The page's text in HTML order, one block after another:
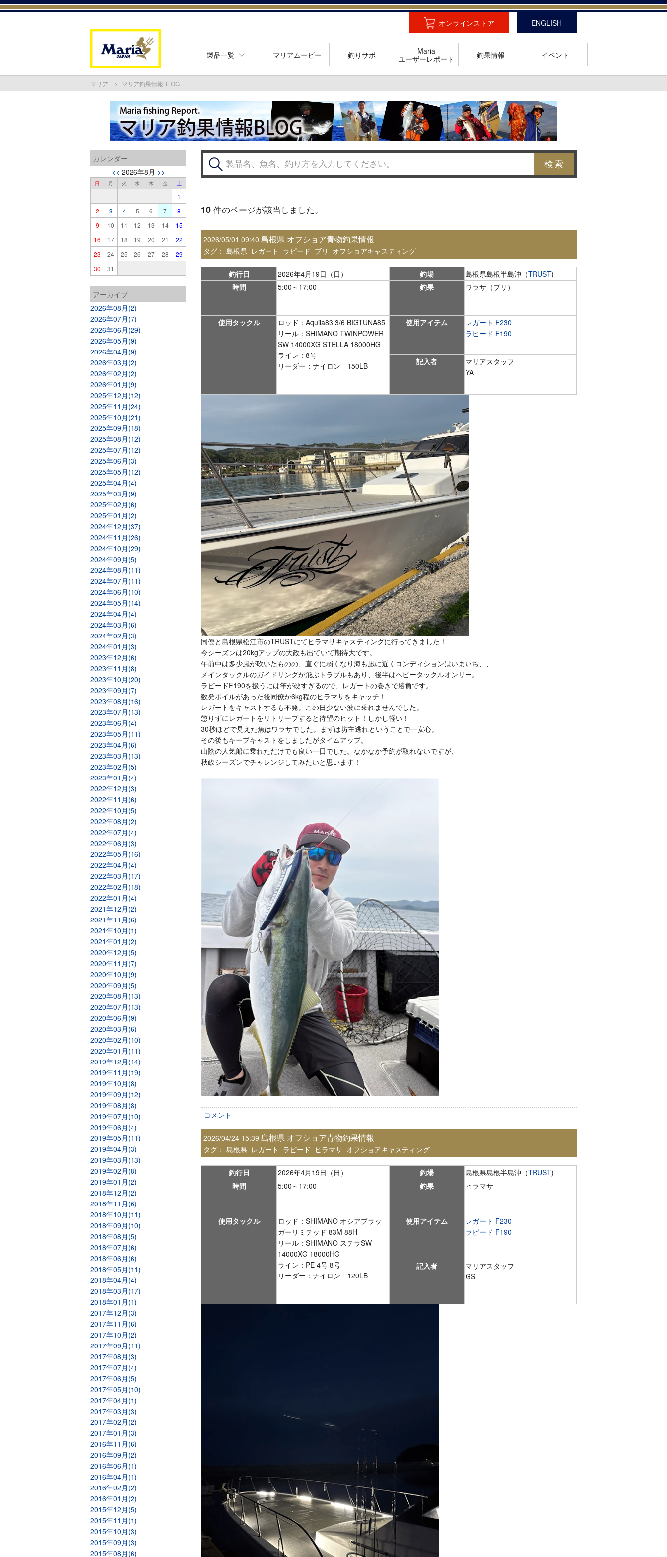
オンラインストア ENGLISH
製品一覧 マリアムービー 釣りサポ
Maria
ユーザーレポート
釣果情報 イベント
マリア マリア釣果情報BLOG
カレンダー
<< 2026年8月 >>
日 月 火 水 木 金 土
1
2
3 4 5 6 7
8
9
10 11 12 13 14
15
16
17 18 19 20 21
22
23
24 25 26 27 28
29
30
31
アーカイブ
2026年08月(2)
2026年07月(7)
2026年06月(29)
2026年05月(9)
2026年04月(9)
2026年03月(2)
2026年02月(2)
2026年01月(9)
2025年12月(12)
2025年11月(24)
2025年10月(21)
2025年09月(18)
2025年08月(12)
2025年07月(12)
2025年06月(3)
2025年05月(12)
2025年04月(4)
2025年03月(9)
2025年02月(6)
2025年01月(2)
2024年12月(37)
2024年11月(26)
2024年10月(29)
2024年09月(5)
2024年08月(11)
2024年07月(11)
2024年06月(10)
2024年05月(14)
2024年04月(4)
2024年03月(6)
2024年02月(3)
2024年01月(3)
2023年12月(6)
2023年11月(8)
2023年10月(20)
2023年09月(7)
2023年08月(16)
2023年07月(13)
2023年06月(4)
2023年05月(11)
2023年04月(6)
2023年03月(13)
2023年02月(5)
2023年01月(4)
2022年12月(3)
2022年11月(6)
2022年10月(5)
2022年08月(2)
2022年07月(4)
2022年06月(3)
2022年05月(16)
2022年04月(4)
2022年03月(17)
2022年02月(18)
2022年01月(4)
2021年12月(2)
2021年11月(6)
2021年10月(1)
2021年01月(2)
2020年12月(5)
2020年11月(7)
2020年10月(9)
2020年09月(5)
2020年08月(13)
2020年07月(13)
2020年06月(9)
2020年03月(6)
2020年02月(10)
2020年01月(11)
2019年12月(14)
2019年11月(19)
2019年10月(8)
2019年09月(12)
2019年08月(8)
2019年07月(10)
2019年06月(4)
2019年05月(11)
2019年04月(3)
2019年03月(13)
2019年02月(8)
2019年01月(2)
2018年12月(2)
2018年11月(6)
2018年10月(11)
2018年09月(10)
2018年08月(5)
2018年07月(6)
2018年06月(6)
2018年05月(11)
2018年04月(4)
2018年03月(17)
2018年01月(1)
2017年12月(3)
2017年11月(6)
2017年10月(2)
2017年09月(11)
2017年08月(3)
2017年07月(4)
2017年06月(5)
2017年05月(10)
2017年04月(1)
2017年03月(3)
2017年02月(2)
2017年01月(3)
2016年11月(6)
2016年09月(2)
2016年06月(1)
2016年04月(1)
2016年02月(2)
2016年01月(2)
2015年12月(5)
2015年11月(1)
2015年10月(3)
2015年09月(3)
2015年08月(6)
10 件のページが該当しました。
2026/05/01 09:40 島根県 オフショア青物釣果情報
タグ： 島根県 レガート ラピード ブリ オフショアキャスティング
釣行日 2026年4月19日（日） 釣場 島根県島根半島沖（TRUST)
時間
5:00～17:00 釣果 ワラサ（ブリ）
使用タックル
ロッド：Aquila83 3/6 BIGTUNA85
リール：SHIMANO TWINPOWER
SW 14000XG STELLA 18000HG
ライン：8号
リーダー：ナイロン 150LB
使用アイテム
レガート F230
ラピード F190
記入者
マリアスタッフ
YA
同僚と島根県松江市のTRUSTにてヒラマサキャスティングに行ってきました！
今シーズンは20kgアップの大政も出ていて期待大です。
午前中は多少風が吹いたものの、直ぐに弱くなり海も凪に近くコンディションはいまいち、、
メインタックルのガイドリングが飛ぶトラブルもあり、後半はヘビータックルオンリー。
ラピードF190を扱うには竿が硬すぎるので、レガートの巻きで勝負です。
数発ボイルがあった後同僚が6kg程のヒラマサをキャッチ！
レガートをキャストするも不発。この日少ない波に乗れませんでした。
懲りずにレガートをリトリーブすると待望のヒット！しかし軽い！
30秒ほどで見えた魚はワラサでした。まずは坊主逃れということで一安心。
その後もキープキャストをしましたがタイムアップ。
山陰の人気船に乗れただけでも良い一日でした。なかなか予約が取れないですが、
秋政シーズンでチャレンジしてみたいと思います！
コメント
2026/04/24 15:39 島根県 オフショア青物釣果情報
タグ： 島根県 レガート ラピード ヒラマサ オフショアキャスティング
釣行日 2026年4月19日（日） 釣場 島根県島根半島沖（TRUST)
時間
5:00～17:00 釣果 ヒラマサ
使用タックル
ロッド：SHIMANO オシアプラッ
ガーリミテッド 83M 88H
リール：SHIMANO ステラSW
14000XG 18000HG
ライン：PE 4号 8号
リーダー：ナイロン 120LB
使用アイテム
レガート F230
ラピード F190
記入者
マリアスタッフ
GS